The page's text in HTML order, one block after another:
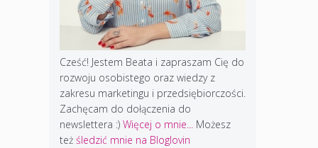
Cześć! Jestem Beata i zapraszam Cię do
rozwoju osobistego oraz wiedzy z
zakresu marketingu i przedsiębiorczości.
Zachęcam do dołączenia do
newslettera :) Więcej o mnie...Możesz
też śledzić mnie na Bloglovin